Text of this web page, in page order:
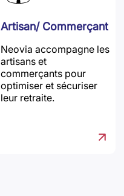
Artisan/ Commerçant
Neovia accompagne les
artisans et
commerçants pour
optimiser et sécuriser
leur retraite.